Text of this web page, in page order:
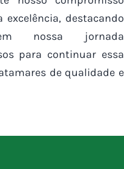
destacando
nossa jornada
para continuar essa
de qualidade e